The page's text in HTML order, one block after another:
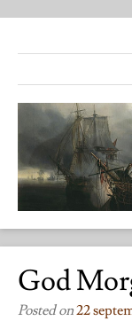
God
Posted on22